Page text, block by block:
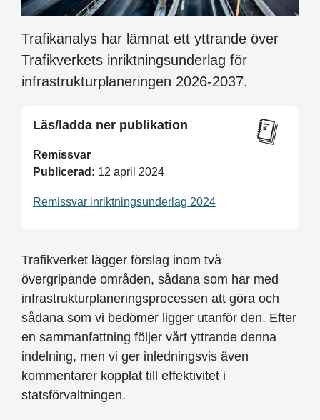
Trafikanalys har lämnat ett yttrande över
Trafikverkets inriktningsunderlag för
infrastrukturplaneringen 2026-2037.
Läs/ladda ner publikation
Remissvar
Publicerad: 12 april 2024
Remissvar inriktningsunderlag 2024
Trafikverket lägger förslag inom två
övergripande områden, sådana som har med
infrastrukturplaneringsprocessen att göra och
sådana som vi bedömer ligger utanför den. Efter
en sammanfattning följer vårt yttrande denna
indelning, men vi ger inledningsvis även
kommentarer kopplat till effektivitet i
statsförvaltningen.